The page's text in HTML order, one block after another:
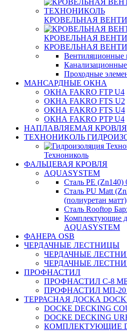
КРОВЕЛЬНАЯ
КРОВЕЛЬНАЯ
КРОВЕЛЬНАЯ
Вентиляционные
Проходные
МАНСАРДНЫЕ ОКНА
ОКНА FAKRO FTP U4
ОКНА FAKRO FTS U2
ОКНА FAKRO FTS U4
ОКНА FAKRO PTP U4
НАПЛАВЛЯЕМАЯ КРОВЛЯ
ТЕХНОНИКОЛЬ
Технониколь
ФАЛЬЦЕВАЯ КРОВЛЯ
AQUASYSTEM
Сталь PE (Zn140)
Сталь PU Matt
(полиуретан матт)
Сталь Rooftop
Комплектующие
AQUASYSTEM
ФАНЕРА OSB
ЧЕРДАЧНЫЕ ЛЕСТНИЦЫ
ЧЕРДАЧНЫЕ
ЧЕРДАЧНЫЕ
ПРОФНАСТИЛ
ПРОФНАСТИЛ C-8
ПРОФНАСТИЛ МП-
ТЕРРАСНАЯ ДОСКА
DOCKE DECKING
DOCKE DECKING
КОМПЛЕКТУЮЩИЕ